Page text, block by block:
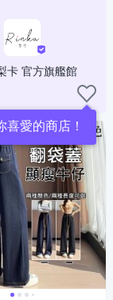
卡 官方旗艦館
愛的商店！